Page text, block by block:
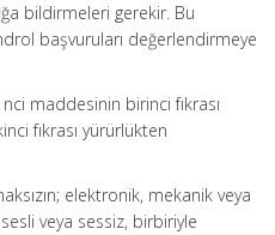
bildirmeleri gerekir. Bu
başvuruları değerlendirmeye
maddesinin birinci fıkrası
fıkrası yürürlükten
elektronik, mekanik veya
veya sessiz, birbiriyle